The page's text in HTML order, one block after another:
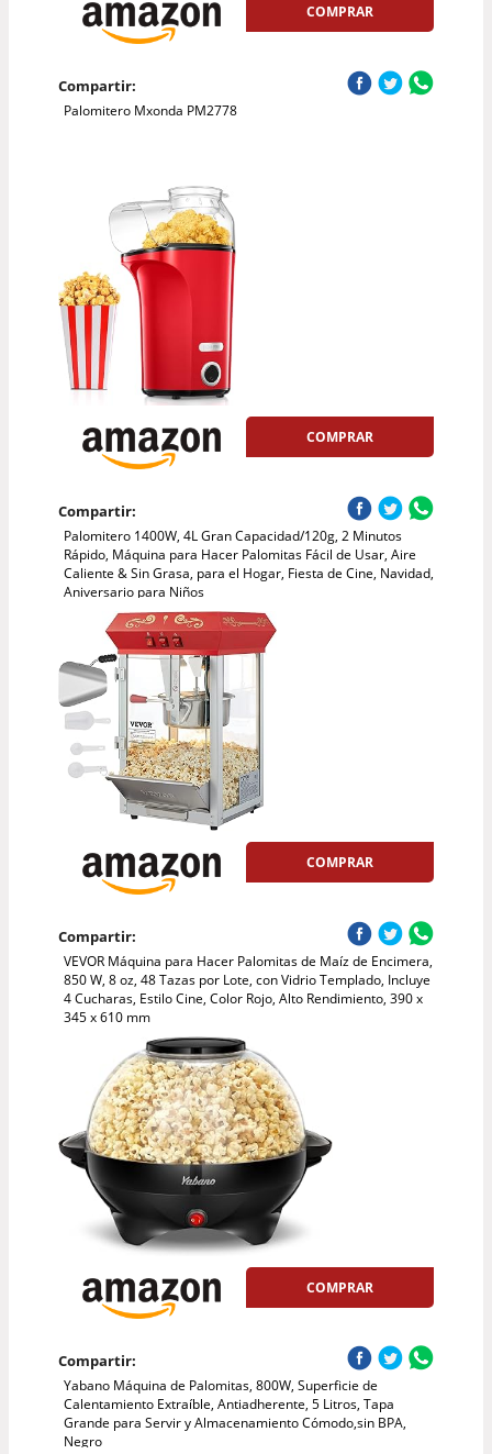
COMPRAR
Compartir:
Palomitero Mxonda PM2778
COMPRAR
Compartir:
Palomitero 1400W, 4L Gran Capacidad/120g, 2 Minutos
Rápido, Máquina para Hacer Palomitas Fácil de Usar, Aire
Caliente & Sin Grasa, para el Hogar, Fiesta de Cine, Navidad,
Aniversario para Niños
COMPRAR
Compartir:
VEVOR Máquina para Hacer Palomitas de Maíz de Encimera,
850 W, 8 oz, 48 Tazas por Lote, con Vidrio Templado, Incluye
4 Cucharas, Estilo Cine, Color Rojo, Alto Rendimiento, 390 x
345 x 610 mm
COMPRAR
Compartir:
Yabano Máquina de Palomitas, 800W, Superficie de
Calentamiento Extraíble, Antiadherente, 5 Litros, Tapa
Grande para Servir y Almacenamiento Cómodo,sin BPA,
Negro